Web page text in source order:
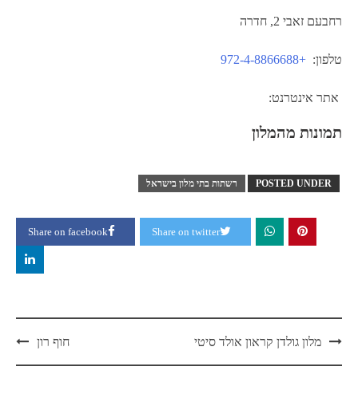
רחבעם זאבי 2, חדרה
טלפון: +972-4-8866688
אתר אינטרנט:
תמונות מהמלון
POSTED UNDER רשתות בתי מלון בישראל
Share on facebook Share on twitter
Postמלון גולדן קראון אולד סיטי חוף רון